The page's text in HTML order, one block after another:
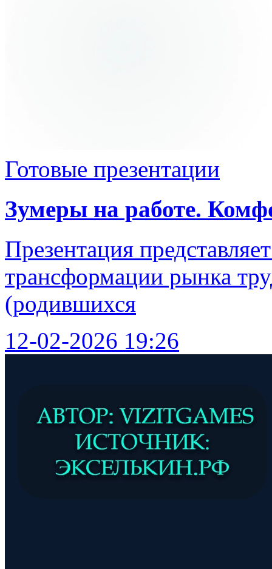
Готовые презентации
Зумеры на работе.
Презентация
трансформации рынка
(родившихся
12-02-2026 19:26